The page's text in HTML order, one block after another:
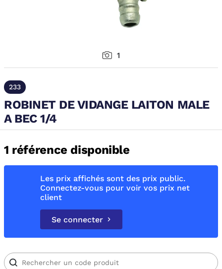
1
233
ROBINET DE VIDANGE LAITON MALE
A BEC 1/4
1 référence disponible
Les prix affichés sont des prix public.
Connectez-vous pour voir vos prix net
client
Se connecter